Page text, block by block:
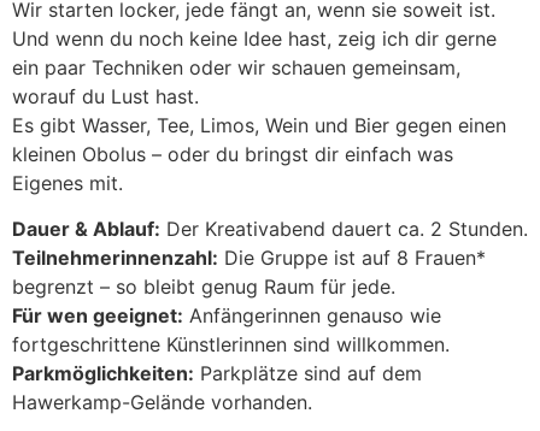
Wir starten locker, jede fängt an, wenn sie soweit ist.
Und wenn du noch keine Idee hast, zeig ich dir gerne
ein paar Techniken oder wir schauen gemeinsam,
worauf du Lust hast.
Es gibt Wasser, Tee, Limos, Wein und Bier gegen einen
kleinen Obolus – oder du bringst dir einfach was
Eigenes mit.
Dauer & Ablauf: Der Kreativabend dauert ca. 2 Stunden.
Teilnehmerinnenzahl: Die Gruppe ist auf 8 Frauen*
begrenzt – so bleibt genug Raum für jede.
Für wen geeignet: Anfängerinnen genauso wie
fortgeschrittene Künstlerinnen sind willkommen.
Parkmöglichkeiten: Parkplätze sind auf dem
Hawerkamp-Gelände vorhanden.